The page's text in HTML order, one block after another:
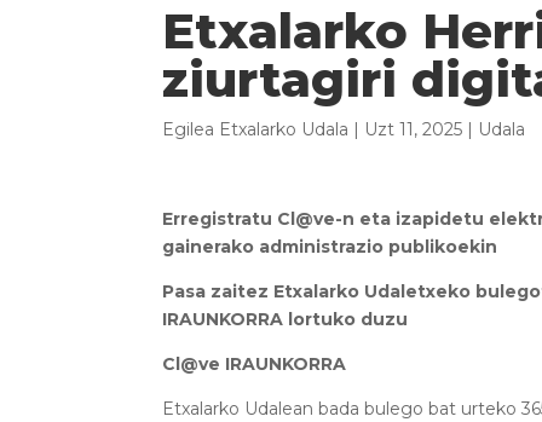
Etxalarko
ziurtagiri
Egilea Etxalarko Udala Uzt 11, 2025 Udala
Erregistratu Cl@ve-n eta izapidetu
gainerako administrazio publikoekin
Pasa zaitez Etxalarko Udaletxeko
IRAUNKORRA lortuko duzu
Cl@ve IRAUNKORRA
Etxalarko Udalean bada bulego bat urteko